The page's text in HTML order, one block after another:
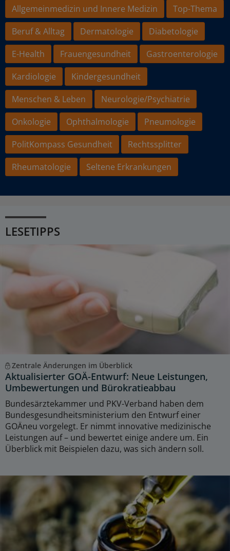
Allgemeinmedizin und Innere Medizin
Top-Thema
Beruf & Alltag
Dermatologie
Diabetologie
E-Health
Frauengesundheit
Gastroenterologie
Kardiologie
Kindergesundheit
Menschen & Leben
Neurologie/Psychiatrie
Onkologie
Ophthalmologie
Pneumologie
PolitKompass Gesundheit
Rechtssplitter
Rheumatologie
Seltene Erkrankungen
LESETIPPS
Zentrale Änderungen im Überblick
Aktualisierter GOÄ-Entwurf: Neue Leistungen,
Umbewertungen und Bürokratieabbau
Bundesärztekammer und PKV-Verband haben dem
Bundesgesundheitsministerium den Entwurf einer
GOÄneu vorgelegt. Er nimmt innovative medizinische
Leistungen auf – und bewertet einige andere um. Ein
Überblick mit Beispielen dazu, was sich ändern soll.